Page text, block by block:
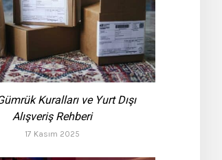
Kuralları ve Yurt Dışı
Alışveriş Rehberi
17 Kasım 2025